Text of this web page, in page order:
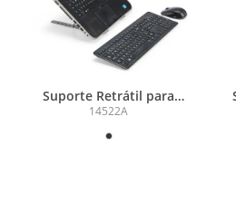
Suporte Retrátil para
Notebook Multi Ângulos
14522A